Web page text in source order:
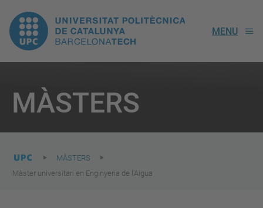
UPC.
Universitat
Politècnica
de
Catalunya
MENU
MÀSTERS
are
here:
MÀSTERS
Màster universitari en Enginyeria de l'Aigua